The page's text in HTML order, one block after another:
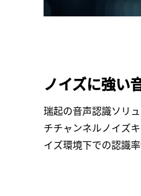
ノイズに強い
瑞起の音声認識ソリ
チチャンネルノイズ
イズ環境下での認識